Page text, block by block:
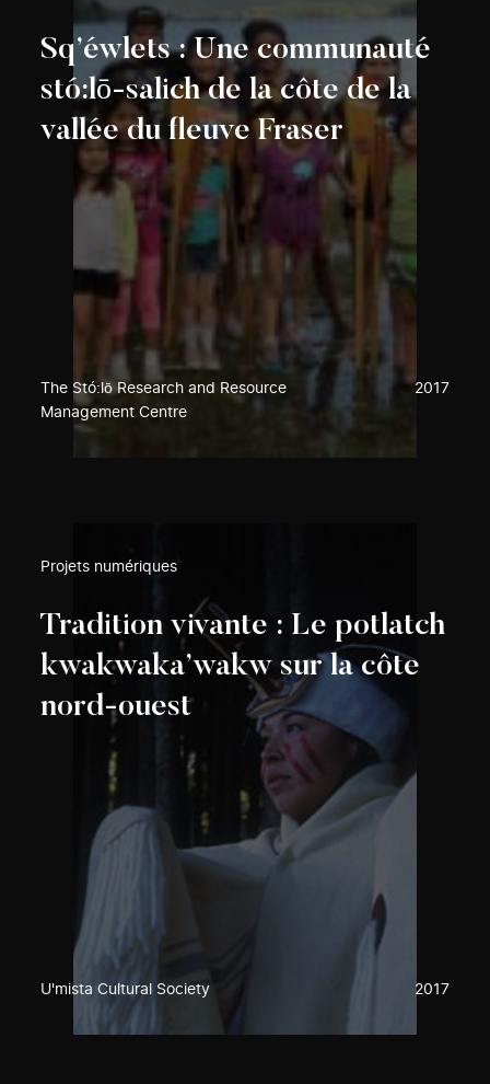
Sq’éwlets : Une communauté
stó:lō-salich de la côte de la
vallée du fleuve Fraser
The Stó:lō Research and Resource
Management Centre
2017
Projets numériques
Tradition vivante : Le potlatch
kwakwaka’wakw sur la côte
nord-ouest
U'mista Cultural Society 2017